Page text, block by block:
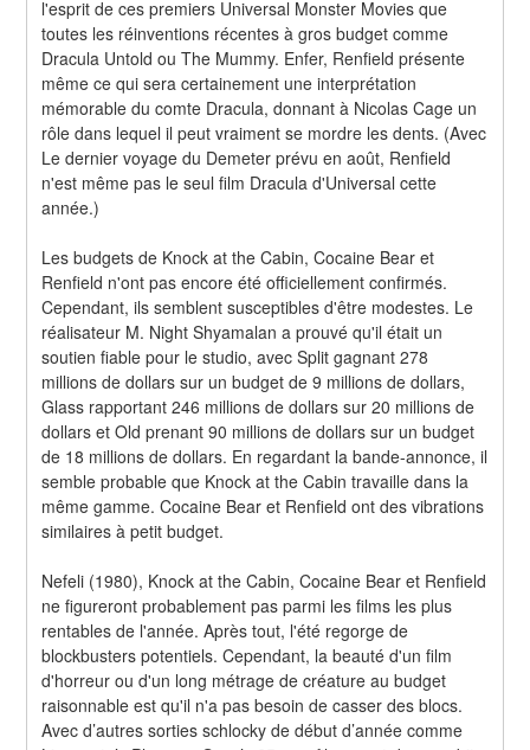
l'esprit de ces premiers Universal Monster Movies que
toutes les réinventions récentes à gros budget comme
Dracula Untold ou The Mummy. Enfer, Renfield présente
même ce qui sera certainement une interprétation
mémorable du comte Dracula, donnant à Nicolas Cage un
rôle dans lequel il peut vraiment se mordre les dents. (Avec
Le dernier voyage du Demeter prévu en août, Renfield
n'est même pas le seul film Dracula d'Universal cette
année.)
Les budgets de Knock at the Cabin, Cocaine Bear et
Renfield n'ont pas encore été officiellement confirmés.
Cependant, ils semblent susceptibles d'être modestes. Le
réalisateur M. Night Shyamalan a prouvé qu'il était un
soutien fiable pour le studio, avec Split gagnant 278
millions de dollars sur un budget de 9 millions de dollars,
Glass rapportant 246 millions de dollars sur 20 millions de
dollars et Old prenant 90 millions de dollars sur un budget
de 18 millions de dollars. En regardant la bande-annonce, il
semble probable que Knock at the Cabin travaille dans la
même gamme. Cocaine Bear et Renfield ont des vibrations
similaires à petit budget.
Nefeli (1980), Knock at the Cabin, Cocaine Bear et Renfield
ne figureront probablement pas parmi les films les plus
rentables de l'année. Après tout, l'été regorge de
blockbusters potentiels. Cependant, la beauté d'un film
d'horreur ou d'un long métrage de créature au budget
raisonnable est qu'il n'a pas besoin de casser des blocs.
Avec d’autres sorties schlocky de début d’année comme